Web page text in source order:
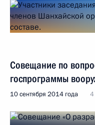
Совещание по
госпрограммы
10 сентября 2014 года 4